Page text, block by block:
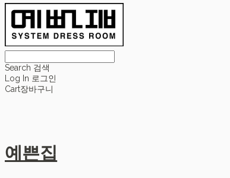
Search 검색
Log In 로그인
Cart장바구니
예쁜집